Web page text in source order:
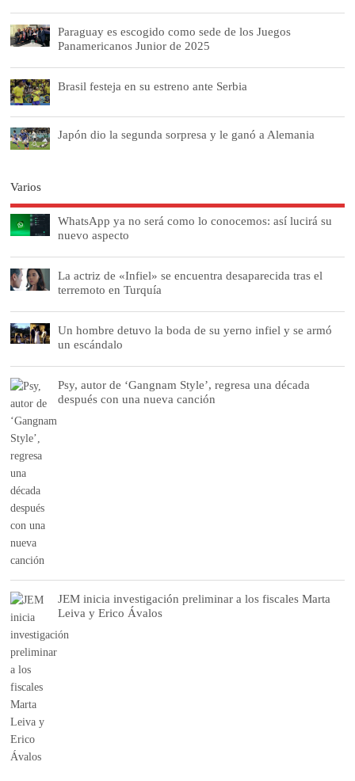
Paraguay es escogido como sede de los Juegos
Panamericanos Junior de 2025
Brasil festeja en su estreno ante Serbia
Japón dio la segunda sorpresa y le ganó a Alemania
Varios
WhatsApp ya no será como lo conocemos: así lucirá su
nuevo aspecto
La actriz de «Infiel» se encuentra desaparecida tras el
terremoto en Turquía
Un hombre detuvo la boda de su yerno infiel y se armó
un escándalo
Psy, autor de ‘Gangnam Style’, regresa una década
después con una nueva canción
JEM inicia investigación preliminar a los fiscales Marta
Leiva y Erico Ávalos